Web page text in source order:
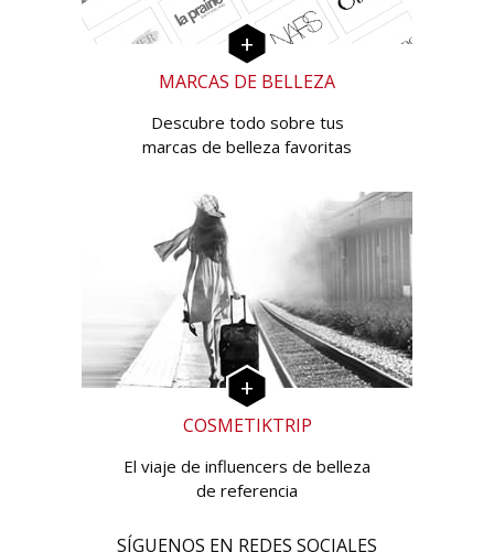
MARCAS DE BELLEZA
Descubre todo sobre tus
marcas de belleza favoritas
COSMETIKTRIP
El viaje de influencers de belleza
de referencia
SÍGUENOS EN REDES SOCIALES